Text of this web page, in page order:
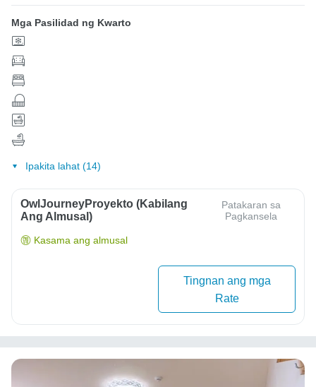
Mga Pasilidad ng Kwarto
Ipakita lahat (14)
OwlJourneyProyekto (Kabilang
Ang Almusal)
Patakaran sa
Pagkansela
Kasama ang almusal
Tingnan ang mga
Rate